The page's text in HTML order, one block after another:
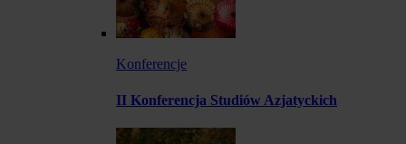
Konferencje
II Konferencja Studiów Azjatyckich